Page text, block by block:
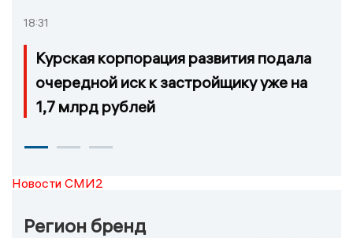
18:31
Курская корпорация развития подала
очередной иск к застройщику уже на
1,7 млрд рублей
Новости СМИ2
Регион бренд